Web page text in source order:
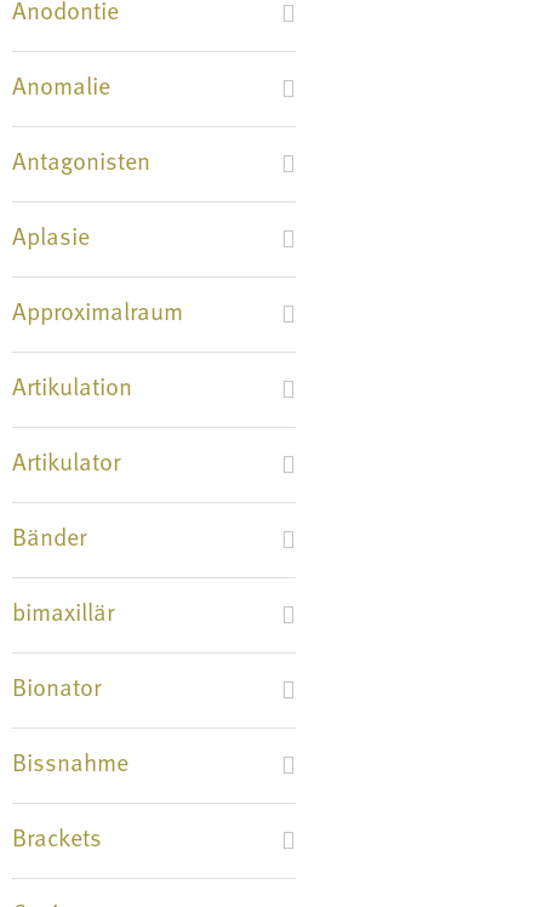
Anodontie
Anomalie
Antagonisten
Aplasie
Approximalraum
Artikulation
Artikulator
Bänder
bimaxillär
Bionator
Bissnahme
Brackets